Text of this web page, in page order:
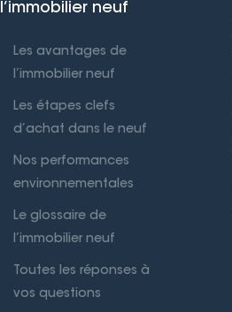
l’immobilier neuf
Les avantages de
l’immobilier neuf
Les étapes clefs
d’achat dans le neuf
Nos performances
environnementales
Le glossaire de
l’immobilier neuf
Toutes les réponses à
vos questions